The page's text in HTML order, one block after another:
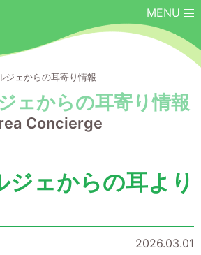
MENU
ジェからの耳寄り情報
ェからの耳寄り情報
Concierge
ジェからの耳より
2026.03.01